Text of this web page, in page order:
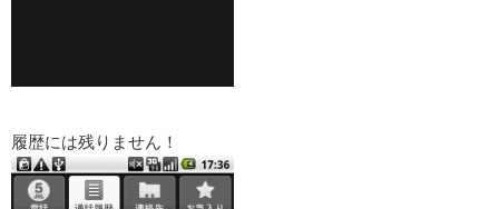
履歴には残りません！